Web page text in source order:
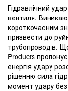
Гідравлічний
вентиля.
короткочасним
призвести до
трубопроводів.
Products
енергія удару
рішенню сила
момент удару